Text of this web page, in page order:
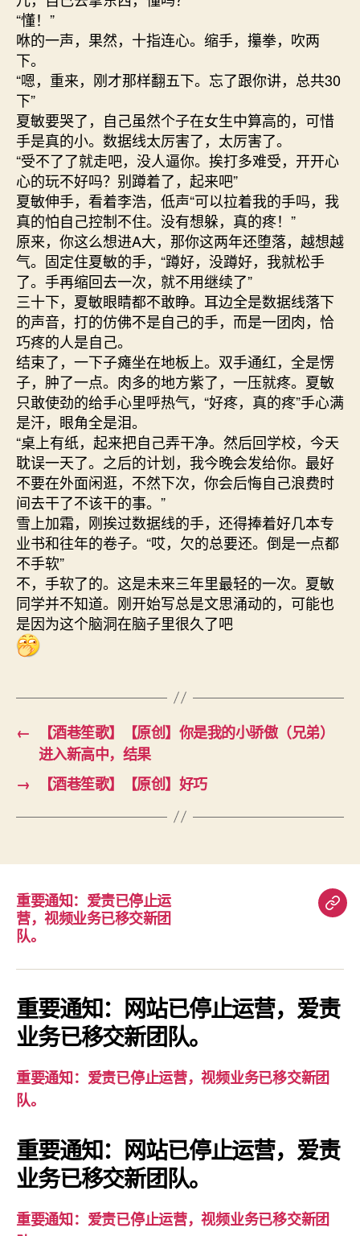
“懂！”
咻的一声，果然，十指连心。缩手，攥拳，吹两
下。
“嗯，重来，刚才那样翻五下。忘了跟你讲，总共30
下”
夏敏要哭了，自己虽然个子在女生中算高的，可惜
手是真的小。数据线太厉害了，太厉害了。
“受不了了就走吧，没人逼你。挨打多难受，开开心
心的玩不好吗？别蹲着了，起来吧”
夏敏伸手，看着李浩，低声“可以拉着我的手吗，我
真的怕自己控制不住。没有想躲，真的疼！”
原来，你这么想进A大，那你这两年还堕落，越想越
气。固定住夏敏的手，“蹲好，没蹲好，我就松手
了。手再缩回去一次，就不用继续了”
三十下，夏敏眼睛都不敢睁。耳边全是数据线落下
的声音，打的仿佛不是自己的手，而是一团肉，恰
巧疼的人是自己。
结束了，一下子瘫坐在地板上。双手通红，全是愣
子，肿了一点。肉多的地方紫了，一压就疼。夏敏
只敢使劲的给手心里呼热气，“好疼，真的疼”手心满
是汗，眼角全是泪。
“桌上有纸，起来把自己弄干净。然后回学校，今天
耽误一天了。之后的计划，我今晚会发给你。最好
不要在外面闲逛，不然下次，你会后悔自己浪费时
间去干了不该干的事。”
雪上加霜，刚挨过数据线的手，还得捧着好几本专
业书和往年的卷子。“哎，欠的总要还。倒是一点都
不手软”
不，手软了的。这是未来三年里最轻的一次。夏敏
同学并不知道。刚开始写总是文思涌动的，可能也
是因为这个脑洞在脑子里很久了吧
←
【酒巷笙歌】【原创】你是我的小骄傲（兄弟）
进入新高中，结果
→
【酒巷笙歌】【原创】好巧
重要通知：爱责已停止运
营，视频业务已移交新团
队。
重
知：
爱
责
视
重要通知：网站已停止运营，爱责
业务已移交新团队。
重要通知：爱责已停止运营，视频业务已移交新团
队。
重要通知：网站已停止运营，爱责
业务已移交新团队。
重要通知：爱责已停止运营，视频业务已移交新团